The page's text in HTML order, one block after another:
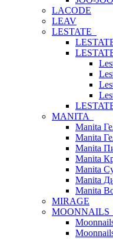
LACODE
LEAV
LESTATE
MANITA
Manita
Manita
Manita
Manita
Manita
Manita
Manita
MIRAGE
MOONNAILS